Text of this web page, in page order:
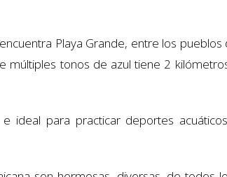
Playa Grande, entre los pueblos
múltiples tonos de azul tiene 2
ideal para practicar deportes